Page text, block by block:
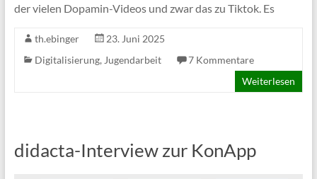
der vielen Dopamin-Videos und zwar das zu Tiktok. Es
th.ebinger
23. Juni 2025
Digitalisierung, Jugendarbeit
7 Kommentare
Weiterlesen
didacta-Interview zur KonApp